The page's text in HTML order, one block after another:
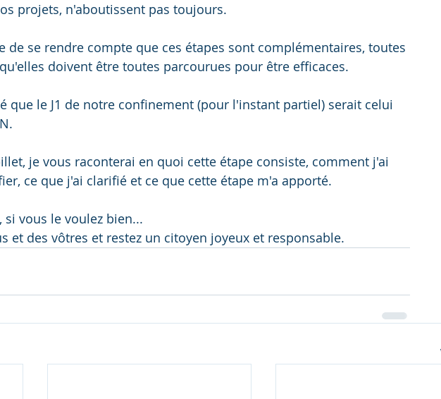
projets, n'aboutissent pas toujours.
de se rendre compte que ces étapes sont complémentaires, toutes
doivent être toutes parcourues pour être efficaces.
que le J1 de notre confinement (pour l'instant partiel) serait celui
je vous raconterai en quoi cette étape consiste, comment j'ai
ce que j'ai clarifié et ce que cette étape m'a apporté.
vous le voulez bien...
et des vôtres et restez un citoyen joyeux et responsable.